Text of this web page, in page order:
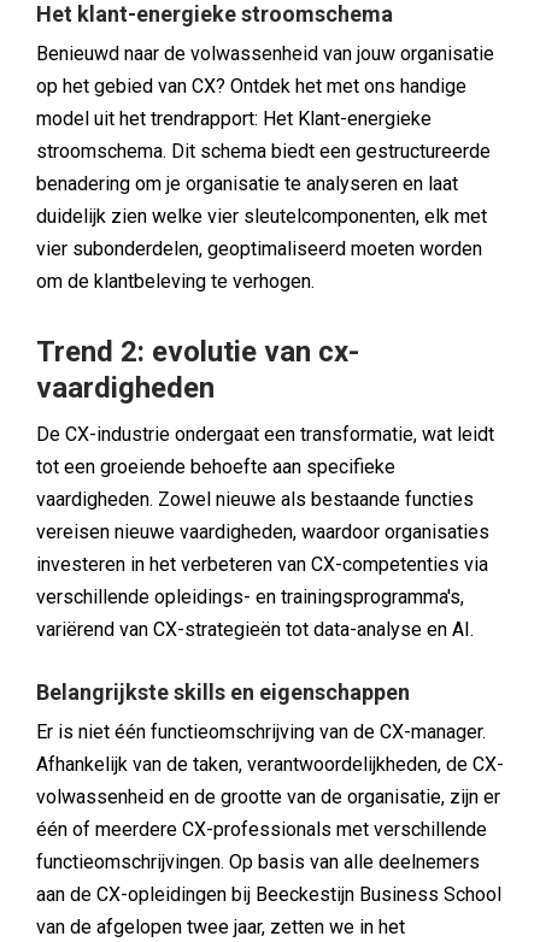
Het klant-energieke stroomschema
Benieuwd naar de volwassenheid van jouw organisatie
op het gebied van CX? Ontdek het met ons handige
model uit het trendrapport: Het Klant-energieke
stroomschema. Dit schema biedt een gestructureerde
benadering om je organisatie te analyseren en laat
duidelijk zien welke vier sleutelcomponenten, elk met
vier subonderdelen, geoptimaliseerd moeten worden
om de klantbeleving te verhogen.
Trend 2: evolutie van cx-
vaardigheden
De CX-industrie ondergaat een transformatie, wat leidt
tot een groeiende behoefte aan specifieke
vaardigheden. Zowel nieuwe als bestaande functies
vereisen nieuwe vaardigheden, waardoor organisaties
investeren in het verbeteren van CX-competenties via
verschillende opleidings- en trainingsprogramma's,
variërend van CX-strategieën tot data-analyse en AI.
Belangrijkste skills en eigenschappen
Er is niet één functieomschrijving van de CX-manager.
Afhankelijk van de taken, verantwoordelijkheden, de CX-
volwassenheid en de grootte van de organisatie, zijn er
één of meerdere CX-professionals met verschillende
functieomschrijvingen. Op basis van alle deelnemers
aan de CX-opleidingen bij Beeckestijn Business School
van de afgelopen twee jaar, zetten we in het